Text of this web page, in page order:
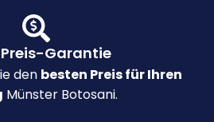
Garantie
den besten Preis für Ihren
Münster Botosani.